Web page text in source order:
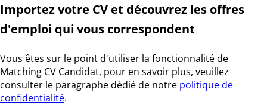
Importez votre CV et découvrez les offres
d'emploi qui vous correspondent
Vous êtes sur le point d'utiliser la fonctionnalité de
Matching CV Candidat, pour en savoir plus, veuillez
consulter le paragraphe dédié de notre politique de
confidentialité.